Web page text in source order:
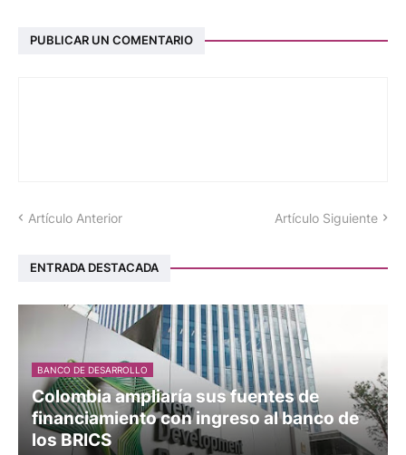
PUBLICAR UN COMENTARIO
Artículo Anterior Artículo Siguiente
ENTRADA DESTACADA
BANCO DE DESARROLLO
Colombia ampliaría sus fuentes de
financiamiento con ingreso al banco de
los BRICS